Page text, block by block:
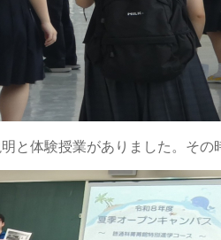
と体験授業がありました。その